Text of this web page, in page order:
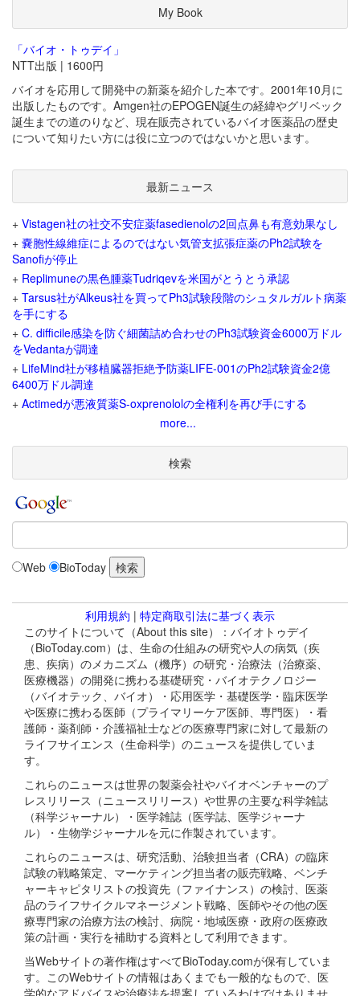
My Book
「バイオ・トゥデイ」
NTT出版 | 1600円
バイオを応用して開発中の新薬を紹介した本です。2001年10月に
出版したものです。Amgen社のEPOGEN誕生の経緯やグリベック
誕生までの道のりなど、現在販売されているバイオ医薬品の歴史
について知りたい方には役に立つのではないかと思います。
最新ニュース
+ Vistagen社の社交不安症薬fasedienolの2回点鼻も有意効果なし
+ 嚢胞性線維症によるのではない気管支拡張症薬のPh2試験を
Sanofiが停止
+ Replimuneの黒色腫薬Tudriqevを米国がとうとう承認
+ Tarsus社がAlkeus社を買ってPh3試験段階のシュタルガルト病薬
を手にする
+ C. difficile感染を防ぐ細菌詰め合わせのPh3試験資金6000万ドル
をVedantaが調達
+ LifeMind社が移植臓器拒絶予防薬LIFE-001のPh2試験資金2億
6400万ドル調達
+ Actimedが悪液質薬S-oxprenololの全権利を再び手にする
more...
検索
Web BioToday
利用規約 | 特定商取引法に基づく表示
このサイトについて（About this site）：バイオトゥデイ
（BioToday.com）は、生命の仕組みの研究や人の病気（疾
患、疾病）のメカニズム（機序）の研究・治療法（治療薬、
医療機器）の開発に携わる基礎研究・バイオテクノロジー
（バイオテック、バイオ）・応用医学・基礎医学・臨床医学
や医療に携わる医師（プライマリーケア医師、専門医）・看
護師・薬剤師・介護福祉士などの医療専門家に対して最新の
ライフサイエンス（生命科学）のニュースを提供していま
す。
これらのニュースは世界の製薬会社やバイオベンチャーのプ
レスリリース（ニュースリリース）や世界の主要な科学雑誌
（科学ジャーナル）・医学雑誌（医学誌、医学ジャーナ
ル）・生物学ジャーナルを元に作製されています。
これらのニュースは、研究活動、治験担当者（CRA）の臨床
試験の戦略策定、マーケティング担当者の販売戦略、ベンチ
ャーキャピタリストの投資先（ファイナンス）の検討、医薬
品のライフサイクルマネージメント戦略、医師やその他の医
療専門家の治療方法の検討、病院・地域医療・政府の医療政
策の計画・実行を補助する資料として利用できます。
当Webサイトの著作権はすべてBioToday.comが保有していま
す。このWebサイトの情報はあくまでも一般的なもので、医